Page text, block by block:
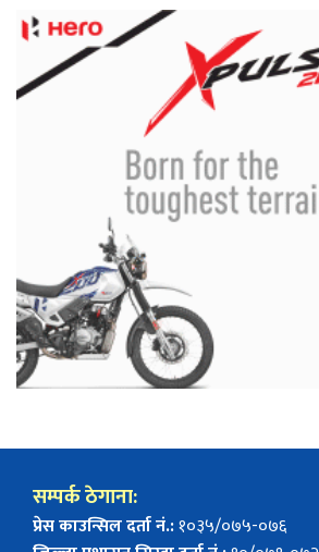
सम्पर्क ठेगाना:
प्रेस काउन्सिल दर्ता नं.:१०३५/०७५-०७६